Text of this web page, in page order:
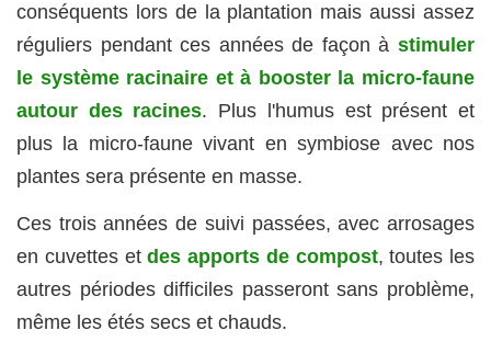
conséquents lors de la plantation mais aussi assez
réguliers pendant ces années de façon à stimuler
le système racinaire et à booster la micro-faune
autour des racines. Plus l'humus est présent et
plus la micro-faune vivant en symbiose avec nos
plantes sera présente en masse.
Ces trois années de suivi passées, avec arrosages
en cuvettes etdes apports de compost, toutes les
autres périodes difficiles passeront sans problème,
même les étés secs et chauds.